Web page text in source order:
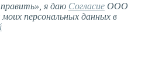
я даю Согласие ООО
персональных данных в